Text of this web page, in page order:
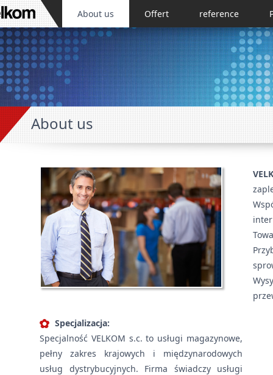
About us Offert reference
About us
Specjalizacja:
Specjalność VELKOM s.c. to usługi magazynowe,
pełny zakres krajowych i międzynarodowych
usług dystrybucyjnych. Firma świadczy usługi